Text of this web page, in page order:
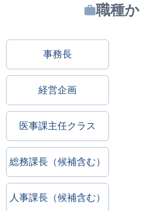
職種
事務長
経営企画
医事課主任クラス
総務課長（候補含む）
人事課長（候補含む）